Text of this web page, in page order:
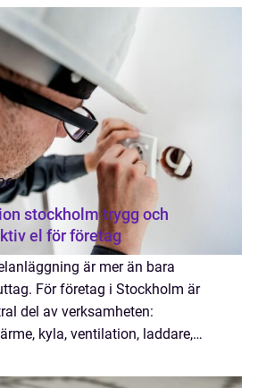
symaskinen. Me...
trygg och
el för företag
är mer än bara
För företag i Stockholm är
del av verksamheten:
kyla, ventilation, laddare,
Stockholm planeras och u...